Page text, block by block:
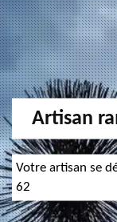
Artisan
Votre artisan se
62